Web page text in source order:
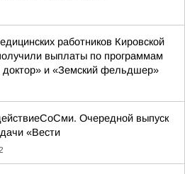
работников Кировской
выплаты по программам
доктор» и «Земский фельдшер»
Очередной выпуск
«Вести